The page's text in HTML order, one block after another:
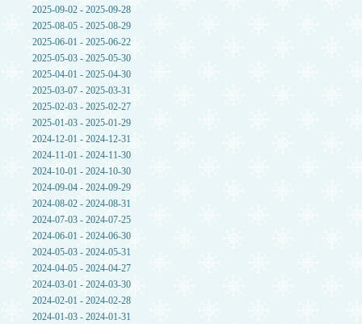
2025-09-02 - 2025-09-28
2025-08-05 - 2025-08-29
2025-06-01 - 2025-06-22
2025-05-03 - 2025-05-30
2025-04-01 - 2025-04-30
2025-03-07 - 2025-03-31
2025-02-03 - 2025-02-27
2025-01-03 - 2025-01-29
2024-12-01 - 2024-12-31
2024-11-01 - 2024-11-30
2024-10-01 - 2024-10-30
2024-09-04 - 2024-09-29
2024-08-02 - 2024-08-31
2024-07-03 - 2024-07-25
2024-06-01 - 2024-06-30
2024-05-03 - 2024-05-31
2024-04-05 - 2024-04-27
2024-03-01 - 2024-03-30
2024-02-01 - 2024-02-28
2024-01-03 - 2024-01-31